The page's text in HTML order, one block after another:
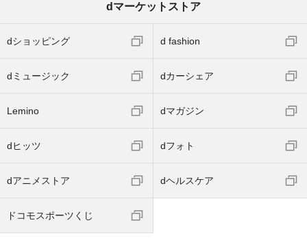
dマーケットストア
dショッピング d fashion
dミュージック dカーシェア
Lemino dマガジン
dヒッツ dフォト
dアニメストア dヘルスケア
ドコモスポーツくじ